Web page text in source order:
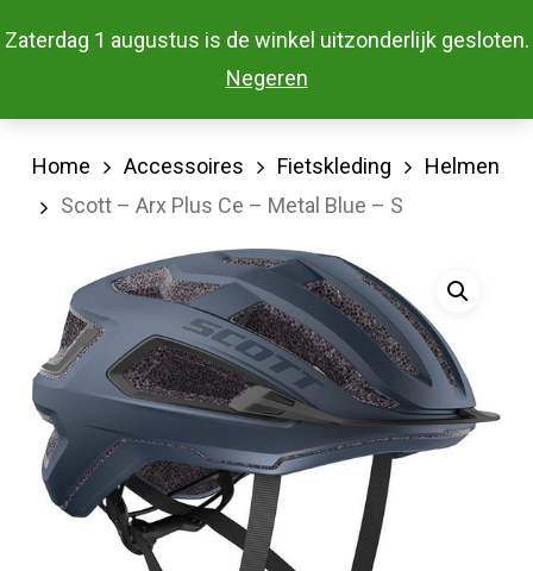
Zaterdag 1 augustus is de winkel uitzonderlijk gesloten.
Negeren
to
Menu
Home Accessoires Fietskleding
Helmen
Scott – Arx Plus Ce – Metal Blue – S
Menu